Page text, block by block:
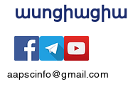
ասոցիացիա
aapscinfo@gmail.com